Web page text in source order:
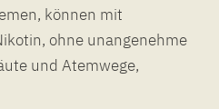
können mit
ohne unangenehme
und Atemwege,